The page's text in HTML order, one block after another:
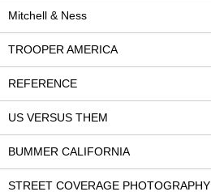
Mitchell & Ness
TROOPER AMERICA
REFERENCE
US VERSUS THEM
BUMMER CALIFORNIA
STREET COVERAGE PHOTOGRAPHY